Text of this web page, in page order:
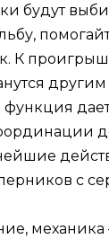
будут
К
функция
с